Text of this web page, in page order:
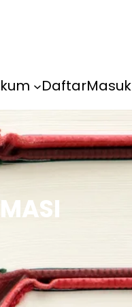
DaftarMasuk